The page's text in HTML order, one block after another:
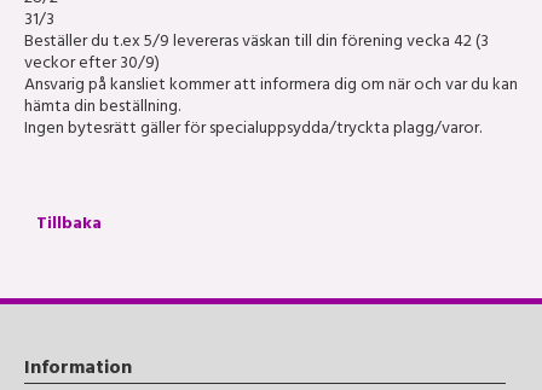
31/3
Beställer du t.ex 5/9 levereras väskan till din förening vecka 42 (3
veckor efter 30/9)
Ansvarig på kansliet kommer att informera dig om när och var du kan
hämta din beställning.
Ingen bytesrätt gäller för specialuppsydda/tryckta plagg/varor.
Tillbaka
Information